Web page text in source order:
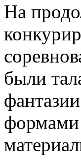
На
были
формами